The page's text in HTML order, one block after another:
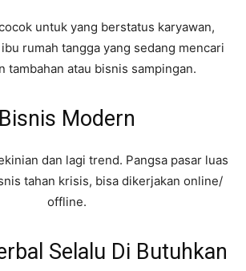
untuk yang berstatus karyawan,
rumah tangga yang sedang mencari
tambahan atau bisnis sampingan.
Bisnis Modern
dan lagi trend. Pangsa pasar luas
tahan krisis, bisa dikerjakan online/
offline.
Selalu Di Butuhkan